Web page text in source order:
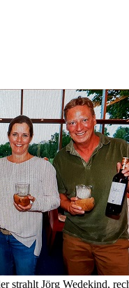
strahlt Jörg Wedekind,